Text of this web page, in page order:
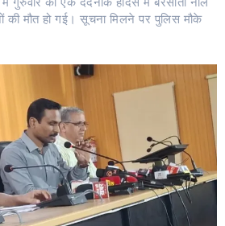
की मौत हो गई। सूचना मिलने पर पुलिस मौके